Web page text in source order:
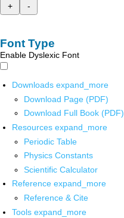
+
-
Font Type
Enable Dyslexic Font
Downloads expand_more
Download Page (PDF)
Download Full Book (PDF)
Resources expand_more
Periodic Table
Physics Constants
Scientific Calculator
Reference expand_more
Reference & Cite
Tools expand_more